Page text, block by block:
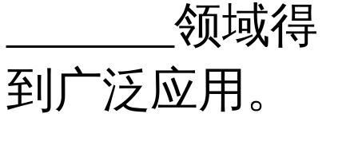
_______领域得
到广泛应用。